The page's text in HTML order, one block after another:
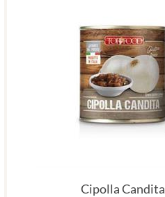
Cipolla Candita